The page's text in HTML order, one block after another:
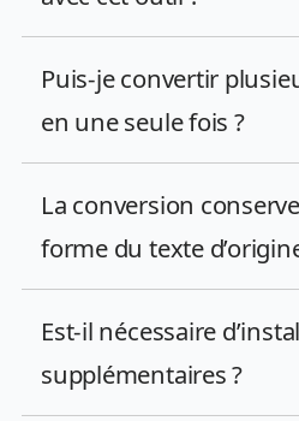
Puis-je convertir
en une seule fois ?
La conversion
forme du texte
Est-il nécessaire
supplémentaires ?